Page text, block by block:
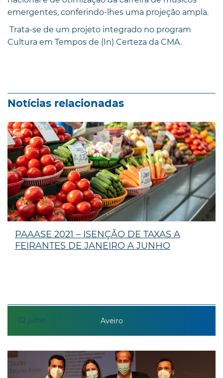
emergentes, conferindo-lhes uma projeção ampla.
Trata-se de um projeto integrado no program
Cultura em Tempos de (In) Certeza da CMA.
Notícias relacionadas
02 julho
PAAASE 2021 – ISENÇÃO DE TAXAS A
FEIRANTES DE JANEIRO A JUNHO
Aveiro